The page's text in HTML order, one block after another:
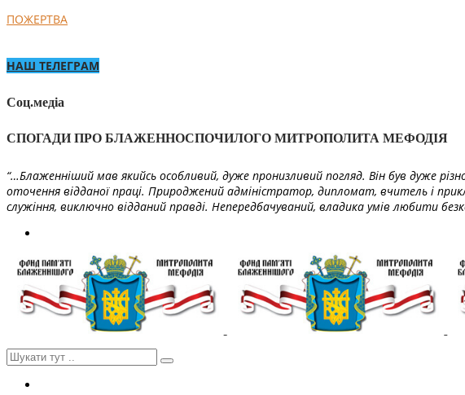
ПОЖЕРТВА
НАШ ТЕЛЕГРАМ
Соц.медіа
СПОГАДИ ПРО БЛАЖЕННОСПОЧИЛОГО МИТРОПОЛИТА МЕФОДІЯ
“…Блаженніший мав якийсь особливий, дуже пронизливий погляд. Він був дуже
оточення відданої праці. Природжений адміністратор, дипломат, вчитель і
служіння, виключно відданий правді. Непередбачуваний, владика умів любити